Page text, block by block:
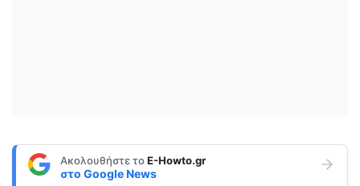
Ακολουθήστε τοE-Howto.gr
στο Google News